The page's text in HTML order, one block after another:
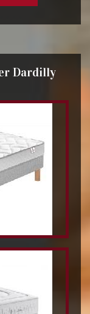
Dardilly